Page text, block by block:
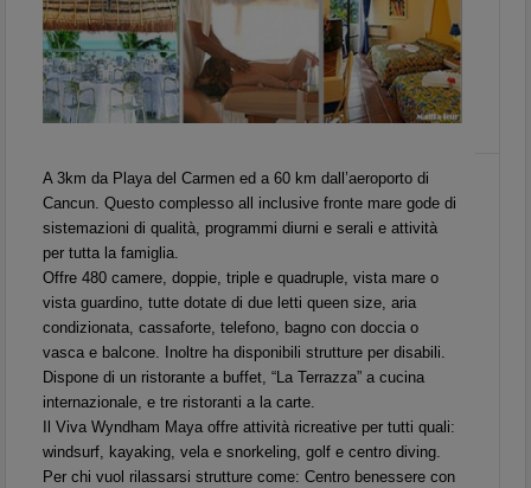
A 3km da Playa del Carmen ed a 60 km dall’aeroporto di
Cancun. Questo complesso all inclusive fronte mare gode di
sistemazioni di qualità, programmi diurni e serali e attività
per tutta la famiglia.
Offre 480 camere, doppie, triple e quadruple, vista mare o
vista guardino, tutte dotate di due letti queen size, aria
condizionata, cassaforte, telefono, bagno con doccia o
vasca e balcone. Inoltre ha disponibili strutture per disabili.
Dispone di un ristorante a buffet, “La Terrazza” a cucina
internazionale, e tre ristoranti a la carte.
Il Viva Wyndham Maya offre attività ricreative per tutti quali:
windsurf, kayaking, vela e snorkeling, golf e centro diving.
Per chi vuol rilassarsi strutture come: Centro benessere con